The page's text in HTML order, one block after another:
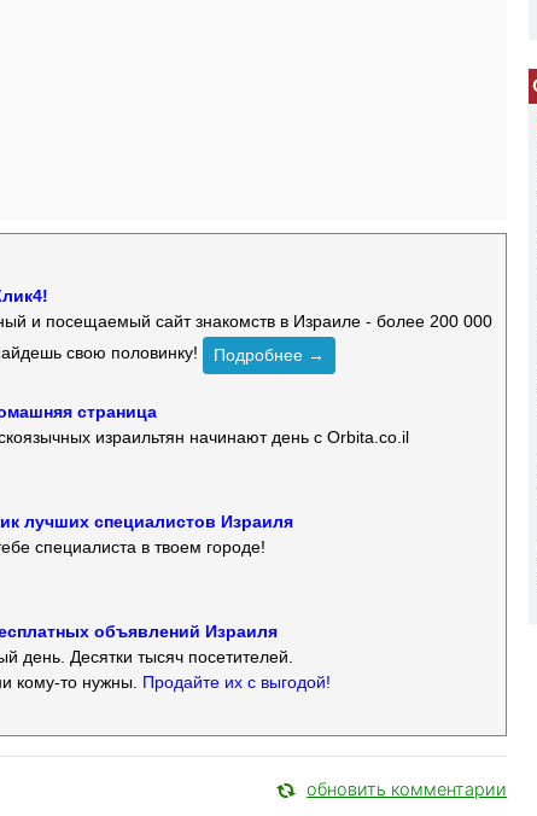
и посещаемый сайт знакомств в Израиле - более 200 000
свою половинку!
Подробнее →
страница
израильтян начинают день с Orbita.co.il
лучших специалистов Израиля
специалиста в твоем городе!
объявлений Израиля
день. Десятки тысяч посетителей.
кому-то нужны. Продайте их с выгодой!
обновить комментарии